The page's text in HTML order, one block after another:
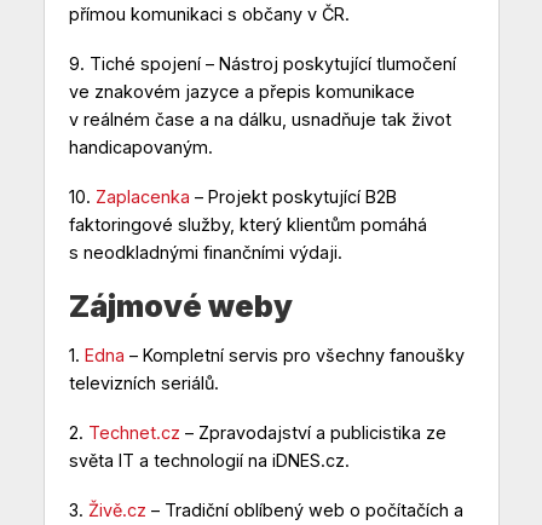
přímou komunikaci s občany v ČR.
9. Tiché spojení– Nástroj poskytující tlumočení
ve znakovém jazyce a přepis komunikace
v reálném čase a na dálku, usnadňuje tak život
handicapovaným.
10. Zaplacenka – Projekt poskytující B2B
faktoringové služby, který klientům pomáhá
s neodkladnými finančními výdaji.
Zájmové weby
1. Edna – Kompletní servis pro všechny fanoušky
televizních seriálů.
2. Technet.cz – Zpravodajství a publicistika ze
světa IT a technologií na iDNES.cz.
3. Živě.cz – Tradiční oblíbený web o počítačích a